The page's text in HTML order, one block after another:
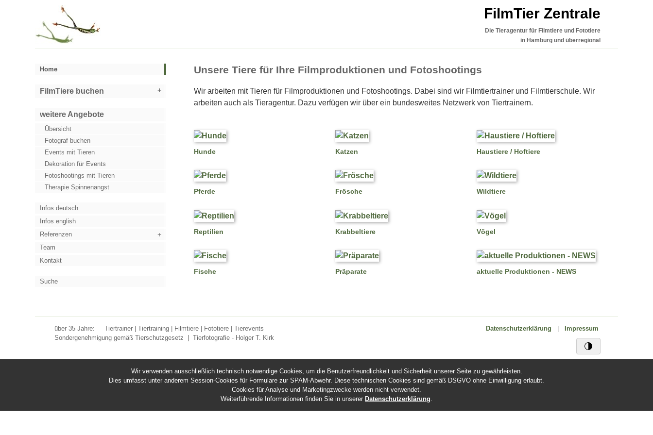
FilmTier Zentrale
Die Tieragentur für Filmtiere und Fototiere
in Hamburg und überregional
Home
FilmTiere buchen
weitere Angebote
Übersicht
Fotograf buchen
Events mit Tieren
Dekoration für Events
Fotoshootings mit Tieren
Therapie Spinnenangst
Infos deutsch
Infos english
Referenzen
Team
Kontakt
Suche
Unsere Tiere für Ihre Filmproduktionen und Fotoshootings
Wir arbeiten mit Tieren für Filmproduktionen und Fotoshootings. Dabei sind wir Filmtiertrainer und Filmtierschule. Wir
arbeiten auch als Tieragentur. Dazu verfügen wir über ein bundesweites Netzwerk von Tiertrainern.
Hunde Katzen Haustiere / Hoftiere
Pferde Frösche Wildtiere
Reptilien Krabbeltiere Vögel
Fische Präparate aktuelle Produktionen - NEWS
über 35 Jahre:
Tiertrainer | Tiertraining | Filmtiere | Fototiere | Tierevents
Sondergenehmigung gemäß Tierschutzgesetz
Tierfotografie - Holger T. Kirk
Datenschutzerklärung Impressum
Wir verwenden ausschließlich technisch notwendige Cookies, um die Benutzerfreundlichkeit und Sicherheit unserer Seite zu gewährleisten.
Dies umfasst unter anderem Session-Cookies für Formulare zur SPAM-Abwehr. Diese technischen Cookies sind gemäß DSGVO ohne Einwilligung erlaubt.
Cookies für Analyse und Marketingzwecke werden nicht verwendet.
Weiterführende Informationen finden Sie in unserer Datenschutzerklärung.